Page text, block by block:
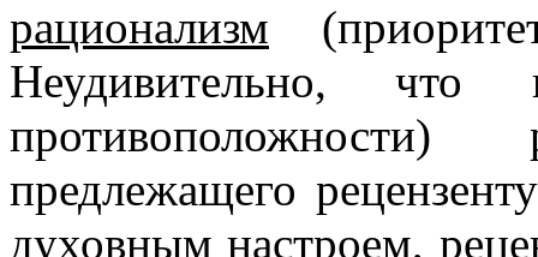
рационализм
Неудивительно,
предлежащего
духовным настроем,